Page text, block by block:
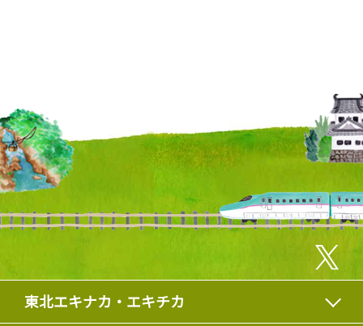
東北エキナカ・エキチカ